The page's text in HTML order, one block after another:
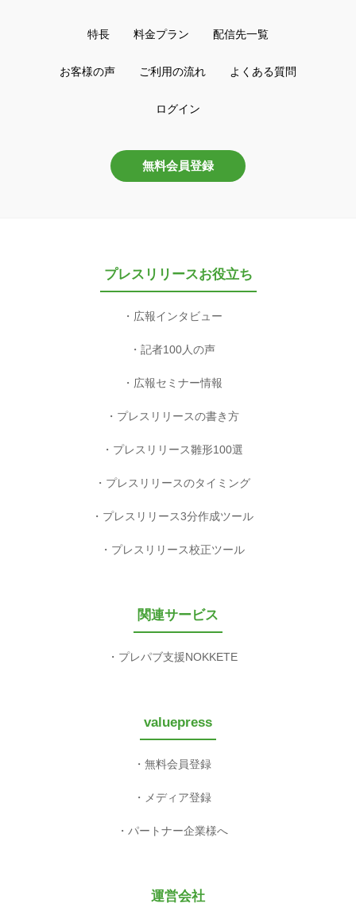
特長 料金プラン 配信先一覧
お客様の声 ご利用の流れ よくある質問
ログイン
無料会員登録
プレスリリースお役立ち
広報インタビュー
記者100人の声
広報セミナー情報
プレスリリースの書き方
プレスリリース雛形100選
プレスリリースのタイミング
プレスリリース3分作成ツール
プレスリリース校正ツール
関連サービス
プレパブ支援NOKKETE
valuepress
無料会員登録
メディア登録
パートナー企業様へ
運営会社